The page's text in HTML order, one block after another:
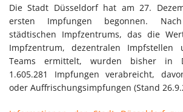
Die Stadt Düsseldorf hat am 27.
ersten Impfungen begonnen.
städtischen Impfzentrums, das die
Impfzentrum, dezentralen
Teams ermittelt, wurden bisher in
1.605.281 Impfungen verabreicht,
oder Auffrischungsimpfungen (Stand